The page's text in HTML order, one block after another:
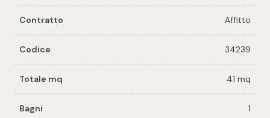
Contratto Affitto
Codice 34239
Totale mq 41 mq
Bagni 1
multiscelta
Qualsiasi
Residenziali